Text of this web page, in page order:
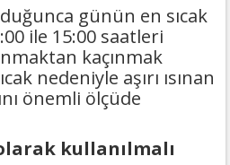
günün en sıcak
ile 15:00 saatleri
kaçınmak
nedeniyle aşırı ısınan
önemli ölçüde
kullanılmalı